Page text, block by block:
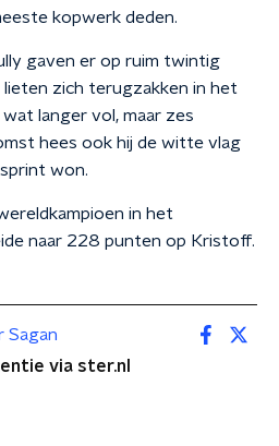
kopwerk deden.
gaven er op ruim twintig
lieten zich terugzakken in het
langer vol, maar zes
hees ook hij de witte vlag
won.
in het
naar 228 punten op Kristoff.
Sagan
via ster.nl